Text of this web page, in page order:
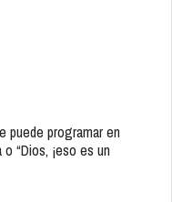
puede programar en
“Dios, ¡eso es un